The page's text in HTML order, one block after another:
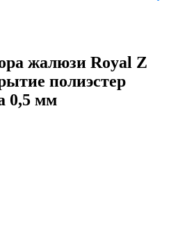
жалюзи Royal Z
полиэстер
0,5 мм